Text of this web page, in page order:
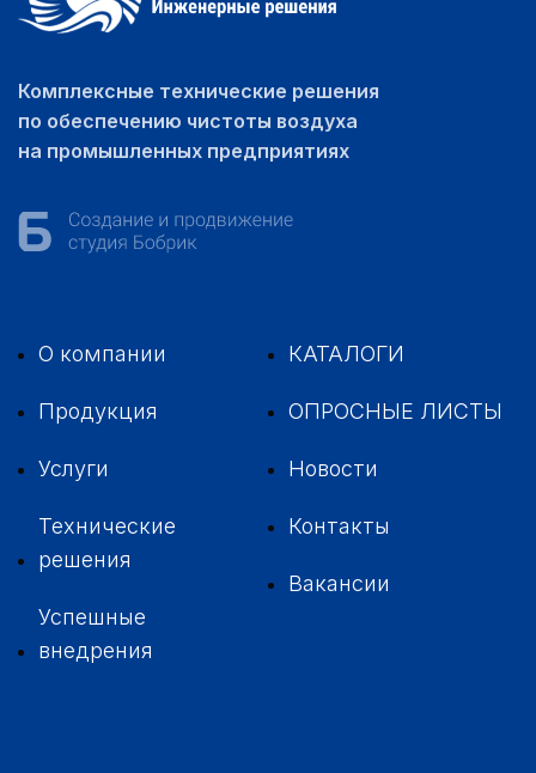
Комплексные технические решения
по обеспечению чистоты воздуха
на промышленных предприятиях
О компании
Продукция
Услуги
Технические
решения
Успешные
внедрения
КАТАЛОГИ
ОПРОСНЫЕ ЛИСТЫ
Новости
Контакты
Вакансии